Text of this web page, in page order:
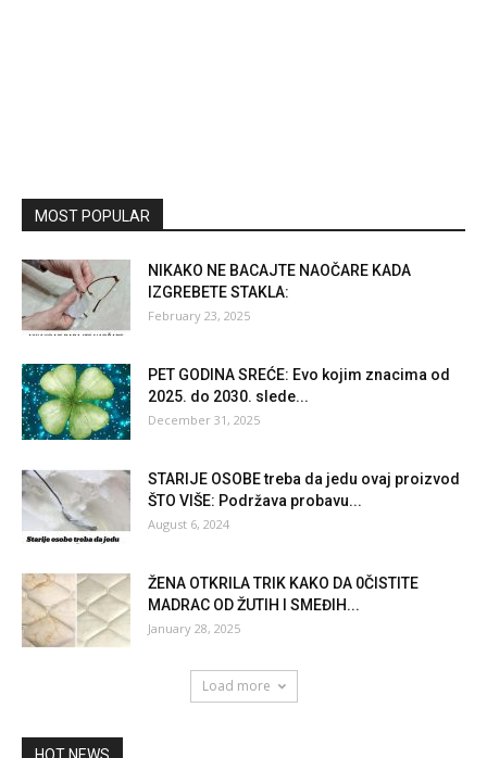
MOST POPULAR
NIKAKO NE BACAJTE NAOČARE KADA
IZGREBETE STAKLA:
February 23, 2025
PET GODINA SREĆE: Evo kojim znacima od
2025. do 2030. slede...
December 31, 2025
STARIJE OSOBE treba da jedu ovaj proizvod
ŠTO VIŠE: Podržava probavu...
August 6, 2024
ŽENA OTKRILA TRIK KAKO DA 0ČISTITE
MADRAC OD ŽUTIH I SMEĐIH...
January 28, 2025
Load more